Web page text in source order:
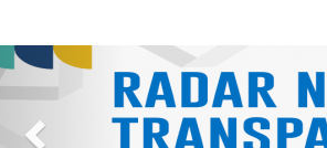
Previous